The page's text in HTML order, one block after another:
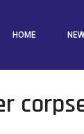
HOME